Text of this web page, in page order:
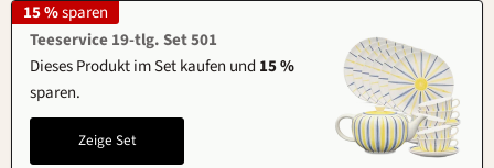
Teeservice 19-tlg. Set 501
Dieses Produkt im Set kaufen und 15 %
sparen.
Zeige Set
15 %sparen